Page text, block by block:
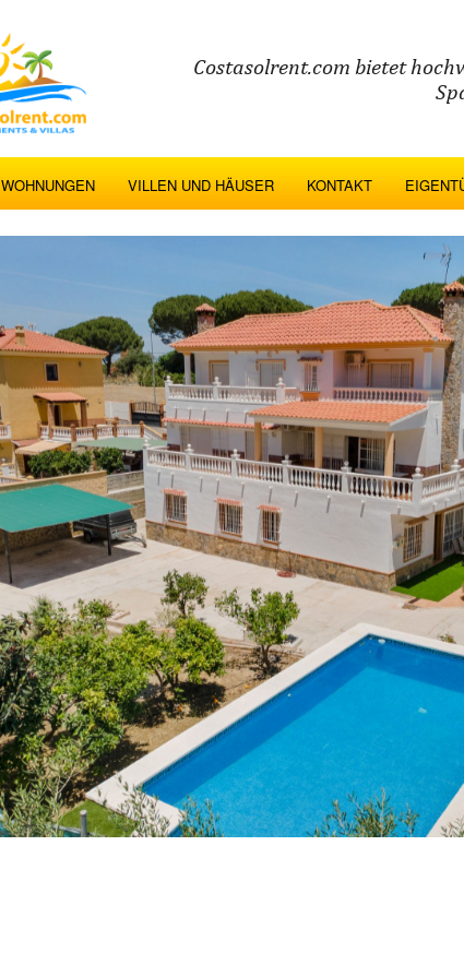
Costasolrent.com bietet
WOHNUNGEN VILLEN UND HÄUSER KONTAKT